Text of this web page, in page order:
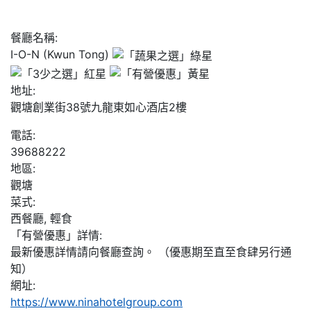
餐廳名稱:
I-O-N (Kwun Tong)
地址:
觀塘創業街38號九龍東如心酒店2樓
電話:
39688222
地區:
觀塘
菜式:
西餐廳, 輕食
「有營優惠」詳情:
最新優惠詳情請向餐廳查詢。 （優惠期至直至食肆另行通
知）
網址:
https://www.ninahotelgroup.com